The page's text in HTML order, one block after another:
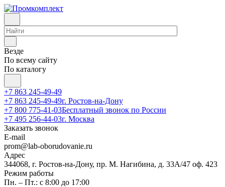
Везде
По всему сайту
По каталогу
+7 863 245-49-49
+7 863 245-49-49г. Ростов-на-Дону
+7 800 775-41-03Бесплатный звонок по России
+7 495 256-44-03г. Москва
Заказать звонок
E-mail
prom@lab-oborudovanie.ru
Адрес
344068, г. Ростов-на-Дону, пр. М. Нагибина, д. 33А/47 оф. 423
Режим работы
Пн. – Пт.: с 8:00 до 17:00